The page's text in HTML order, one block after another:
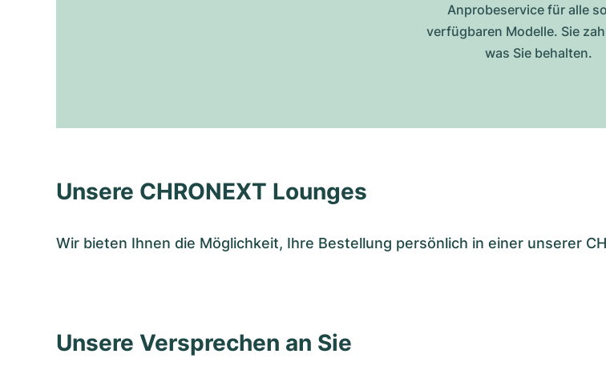
Anprobeservice für alle
verfügbaren Modelle. Sie
was Sie behalten.
Unsere CHRONEXT Lounges
Wir bieten Ihnen die Möglichkeit, Ihre Bestellung persönlich in einer unserer
Unsere Versprechen an Sie